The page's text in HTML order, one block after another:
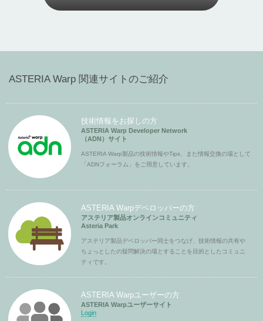
ASTERIA Warp 関連サイトのご紹介
技術情報をお探しの方
ASTERIA Warp Developer Network
（ADN）サイト
ASTERIA Warp製品の技術情報やTips、また情報交換の場として
「ADNフォーラム」をご用意しています。
ASTERIA Warpデベロッパーの方
アステリア製品オンラインコミュニティ
Asteria Park
アステリア製品デベロッパー同士をつなげ、技術情報の共有や
ちょっとしたの疑問解決の場とすることを目的としたコミュニ
ティです。
ASTERIA Warpユーザーの方
ASTERIA Warpユーザーサイト
Login